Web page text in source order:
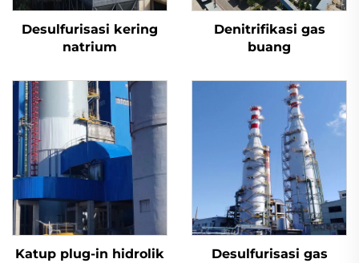
Desulfurisasi kering
natrium
Denitrifikasi gas
buang
Katup plug-in hidrolik
Desulfurisasi gas